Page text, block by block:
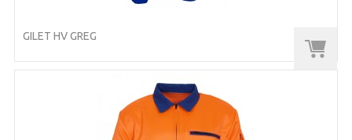
GILET HV GREG